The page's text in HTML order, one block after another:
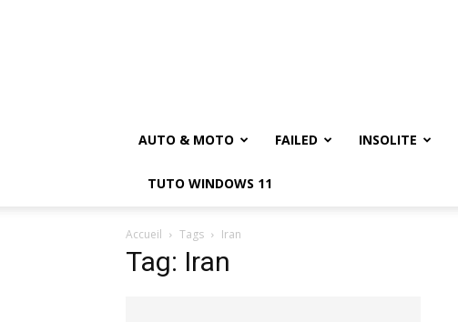
AUTO & MOTO FAILED INSOLITE
TUTO WINDOWS 11
Accueil Tags Iran
Tag: Iran